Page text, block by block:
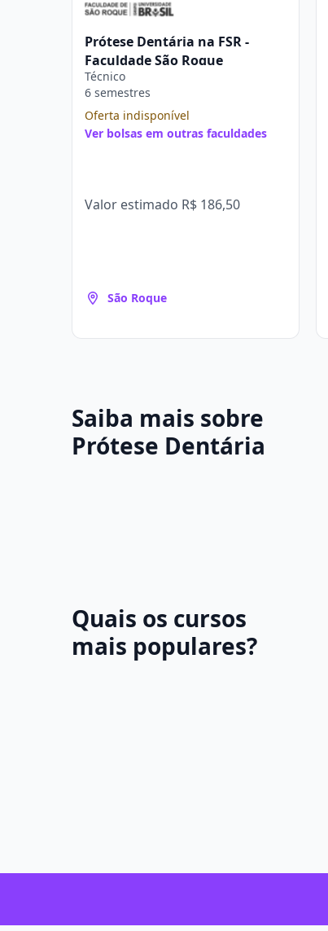
Prótese Dentária na FSR -
Faculdade São Roque
Técnico
6 semestres
Oferta indisponível
Ver bolsas em outras faculdades
Valor estimado R$ 186,50
São Roque
Saiba mais sobre
Prótese Dentária
Quais os cursos
mais populares?